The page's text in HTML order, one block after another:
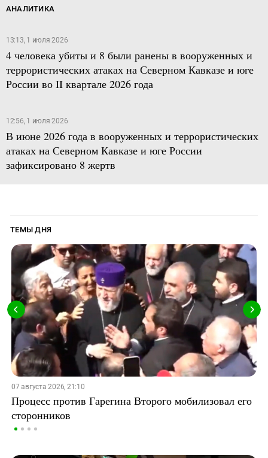
АНАЛИТИКА
13:13, 1 июля 2026
4 человека убиты и 8 были ранены в вооруженных и
террористических атаках на Северном Кавказе и юге
России во II квартале 2026 года
12:56, 1 июля 2026
В июне 2026 года в вооруженных и террористических
атаках на Северном Кавказе и юге России
зафиксировано 8 жертв
ТЕМЫ ДНЯ
07 августа 2026, 21:10
Процесс против Гарегина Второго мобилизовал его
сторонников